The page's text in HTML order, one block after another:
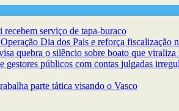
recebem serviço de tapa-buraco
Dia dos Pais e reforça fiscalização
quebra o silêncio sobre boato que viraliza
gestores públicos com contas julgadas
parte tática visando o Vasco